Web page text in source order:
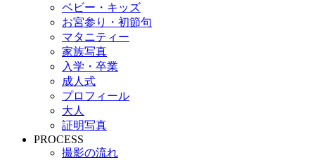
ベビー・キッズ
お宮参り・初節句
マタニティー
家族写真
入学・卒業
成人式
プロフィール
大人
証明写真
PROCESS
撮影の流れ